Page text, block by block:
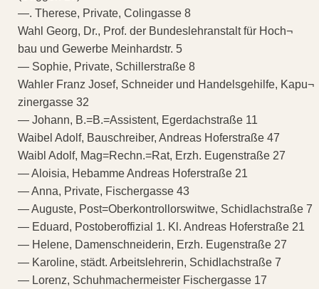
—. Therese, Private, Colingasse 8
Wahl Georg, Dr., Prof. der Bundeslehranstalt für Hoch¬
bau und Gewerbe Meinhardstr. 5
— Sophie, Private, Schillerstraße 8
Wahler Franz Josef, Schneider und Handelsgehilfe, Kapu¬
zinergasse 32
— Johann, B.=B.=Assistent, Egerdachstraße 11
Waibel Adolf, Bauschreiber, Andreas Hoferstraße 47
Waibl Adolf, Mag=Rechn.=Rat, Erzh. Eugenstraße 27
— Aloisia, Hebamme Andreas Hoferstraße 21
— Anna, Private, Fischergasse 43
— Auguste, Post=Oberkontrollorswitwe, Schidlachstraße 7
— Eduard, Postoberoffizial 1. Kl. Andreas Hoferstraße 21
— Helene, Damenschneiderin, Erzh. Eugenstraße 27
— Karoline, städt. Arbeitslehrerin, Schidlachstraße 7
— Lorenz, Schuhmachermeister Fischergasse 17